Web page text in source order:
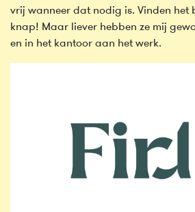
vrij wanneer dat nodig is. Vinden het
knap! Maar liever hebben ze mij
en in het kantoor aan het werk.